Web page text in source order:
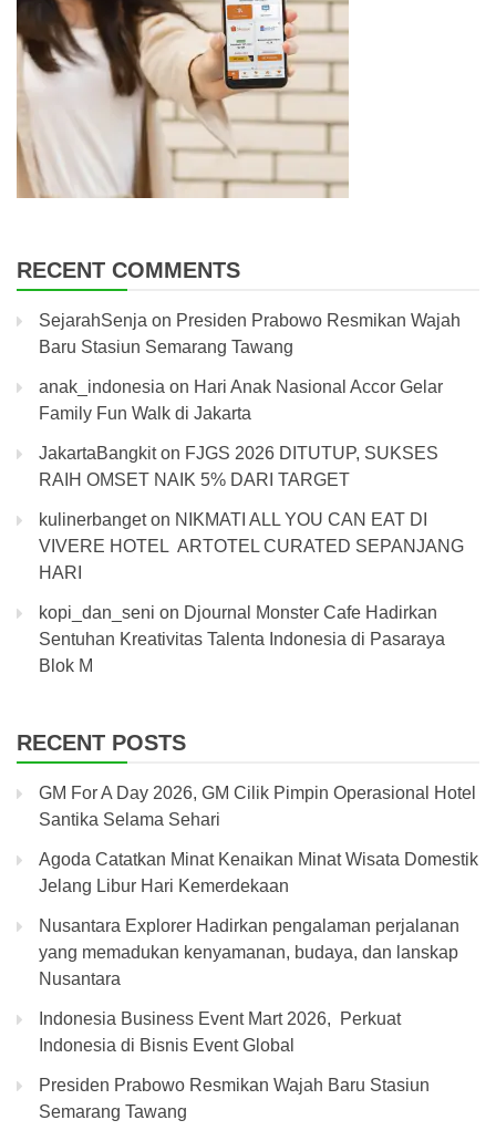
RECENT COMMENTS
SejarahSenja on Presiden Prabowo Resmikan Wajah
Baru Stasiun Semarang Tawang
anak_indonesia on Hari Anak Nasional Accor Gelar
Family Fun Walk di Jakarta
JakartaBangkiton FJGS 2026 DITUTUP, SUKSES
RAIH OMSET NAIK 5% DARI TARGET
kulinerbangeton NIKMATI ALL YOU CAN EAT DI
VIVERE HOTEL ARTOTEL CURATED SEPANJANG
HARI
kopi_dan_seni on Djournal Monster Cafe Hadirkan
Sentuhan Kreativitas Talenta Indonesia di Pasaraya
Blok M
RECENT POSTS
GM For A Day 2026, GM Cilik Pimpin Operasional Hotel
Santika Selama Sehari
Agoda Catatkan Minat Kenaikan Minat Wisata Domestik
Jelang Libur Hari Kemerdekaan
Nusantara Explorer Hadirkan pengalaman perjalanan
yang memadukan kenyamanan, budaya, dan lanskap
Nusantara
Indonesia Business Event Mart 2026, Perkuat
Indonesia di Bisnis Event Global
Presiden Prabowo Resmikan Wajah Baru Stasiun
Semarang Tawang